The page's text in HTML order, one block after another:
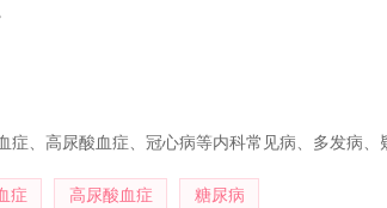
、高尿酸血症、冠心病等内科常见病、多发病、
症 高尿酸血症 糖尿病